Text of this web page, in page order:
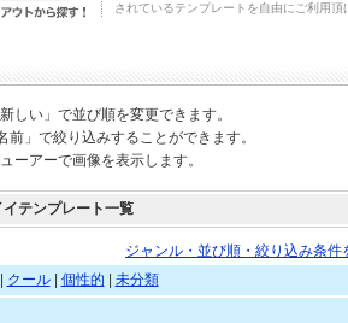
されているテンプレートを自由にご利用頂
しい」で並び順を変更できます。
」で絞り込みすることができます。
ーアーで画像を表示します。
イテンプレート一覧
ジャンル・並び順・絞り込み条件
クール| 個性的
未分類